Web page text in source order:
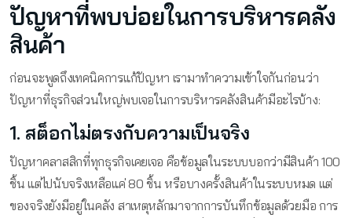
ปัญหาที่พบบ่อยในการบริหารคลัง
สินค้า
ก่อนจะพูดถึงเทคนิคการแก้ปัญหา เรามาทำความเข้าใจกันก่อนว่า
ปัญหาที่ธุรกิจส่วนใหญ่พบเจอในการบริหารคลังสินค้ามีอะไรบ้าง:
1. สต็อกไม่ตรงกับความเป็นจริง
ปัญหาคลาสสิกที่ทุกธุรกิจเคยเจอ คือข้อมูลในระบบบอกว่ามีสินค้า 100
ชิ้น แต่ไปนับจริงเหลือแค่ 80 ชิ้น หรือบางครั้งสินค้าในระบบหมด แต่
ของจริงยังมีอยู่ในคลัง สาเหตุหลักมาจากการบันทึกข้อมูลด้วยมือ การ